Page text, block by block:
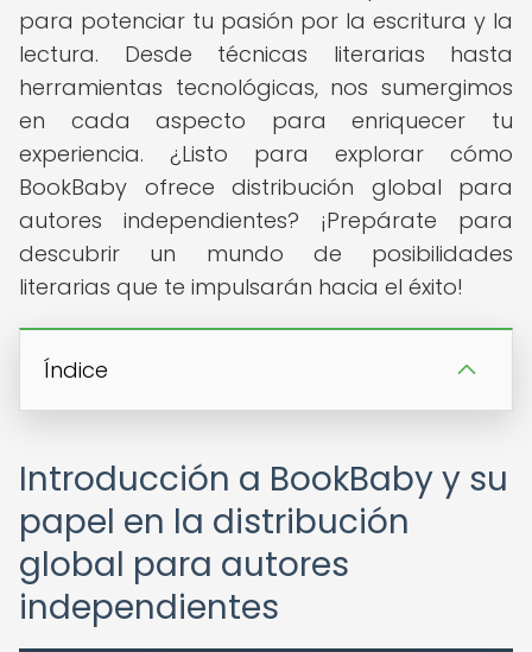
para potenciar tu pasión por la escritura y la
lectura. Desde técnicas literarias hasta
herramientas tecnológicas, nos sumergimos
en cada aspecto para enriquecer tu
experiencia. ¿Listo para explorar cómo
BookBaby ofrece distribución global para
autores independientes? ¡Prepárate para
descubrir un mundo de posibilidades
literarias que te impulsarán hacia el éxito!
Índice
Introducción a BookBaby y su
papel en la distribución
global para autores
independientes